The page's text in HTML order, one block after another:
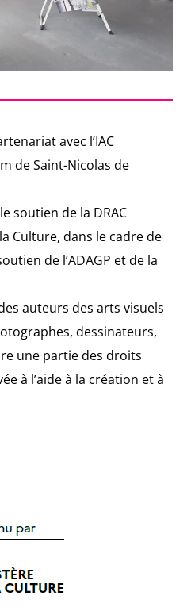
avec l’IAC
de Saint-Nicolas de
soutien de la DRAC
Culture, dans le cadre de
de l’ADAGP et de la
auteurs des arts visuels
dessinateurs,
une partie des droits
à l’aide à la création et à